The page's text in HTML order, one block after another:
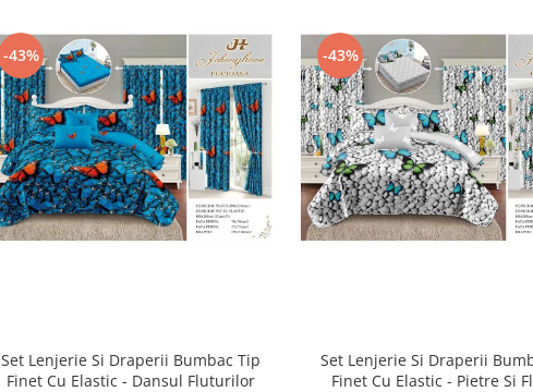
-43%
Set Lenjerie Si Draperii Bumbac Tip
Finet Cu Elastic - Dansul Fluturilor
-43%
Set Lenjerie Si Draperii
Finet Cu Elastic - Pietre Si